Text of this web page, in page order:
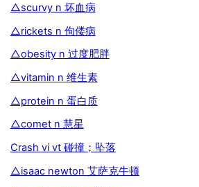
△scurvy n 坏血病
△rickets n 佝偻病
△obesity n 过度肥胖
△vitamin n 维生素
△protein n 蛋白质
△comet n 慧星
Crash vi vt 碰撞；坠落
△isaac newton 艾萨克牛顿